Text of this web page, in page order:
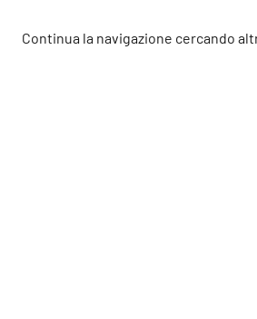
Continua la navigazione cercando